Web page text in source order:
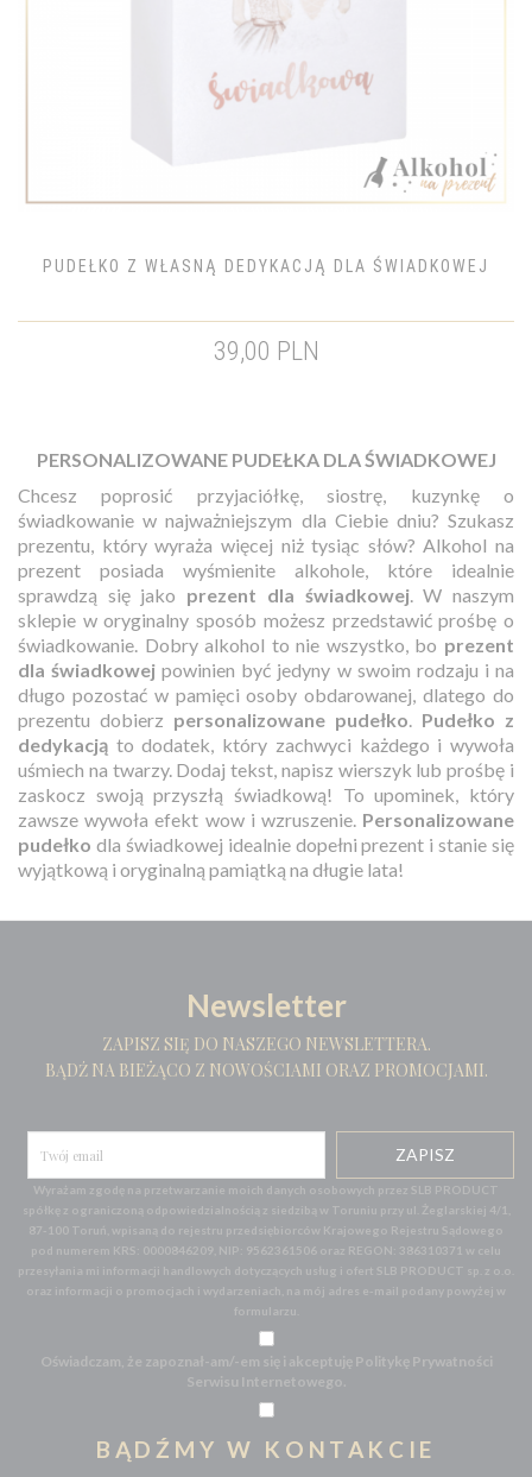
PUDEŁKO Z WŁASNĄ DEDYKACJĄ DLA ŚWIADKOWEJ
39,00 PLN
PERSONALIZOWANE PUDEŁKA DLA ŚWIADKOWEJ
Chcesz poprosić przyjaciółkę, siostrę, kuzynkę o
świadkowanie w najważniejszym dla Ciebie dniu? Szukasz
prezentu, który wyraża więcej niż tysiąc słów? Alkohol na
prezent posiada wyśmienite alkohole, które idealnie
sprawdzą się jako prezent dla świadkowej. W naszym
sklepie w oryginalny sposób możesz przedstawić prośbę o
świadkowanie. Dobry alkohol to nie wszystko, bo prezent
dla świadkowej powinien być jedyny w swoim rodzaju i na
długo pozostać w pamięci osoby obdarowanej, dlatego do
prezentu dobierz personalizowane pudełko
Pudełko z
dedykacją to dodatek, który zachwyci każdego i wywoła
uśmiech na twarzy. Dodaj tekst, napisz wierszyk lub prośbę i
zaskocz swoją przyszłą świadkową! To upominek, który
zawsze wywoła efekt wow i wzruszenie. Personalizowane
pudełko dla świadkowej idealnie dopełni prezent i stanie się
wyjątkową i oryginalną pamiątką na długie lata!
Newsletter
ZAPISZ SIĘ DO NASZEGO NEWSLETTERA.
BĄDŹ NA BIEŻĄCO Z NOWOŚCIAMI ORAZ PROMOCJAMI.
Wyrażam zgodę na przetwarzanie moich danych osobowych przez SLB PRODUCT
spółkę z ograniczoną odpowiedzialnością z siedzibą w Toruniu przy ul. Żeglarskiej 4/1,
87-100 Toruń, wpisaną do rejestru przedsiębiorców Krajowego Rejestru Sądowego
pod numerem KRS: 0000846209, NIP: 9562361506 oraz REGON: 386310371 w celu
przesyłania mi informacji handlowych dotyczących usług i ofert SLB PRODUCT sp. z o.o.
oraz informacji o promocjach i wydarzeniach, na mój adres e-mail podany powyżej w
formularzu.
Oświadczam, że zapoznał-am/-em się i akceptuję Politykę Prywatności
Serwisu Internetowego.
BĄDŹMY W KONTAKCIE